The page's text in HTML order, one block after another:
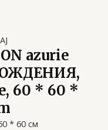
azurie
60 * 60 *
* 60 см